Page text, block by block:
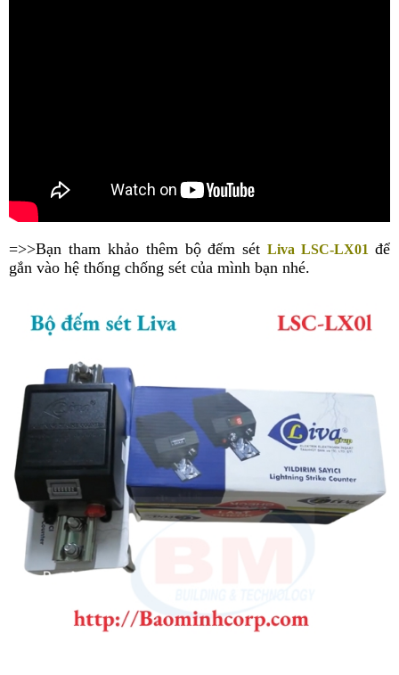
=>>Bạn tham khảo thêm bộ đếm sét Liva LSC-LX01 để
gắn vào hệ thống chống sét của mình bạn nhé.